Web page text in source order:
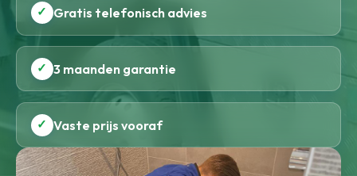
✓ Gratis telefonisch advies
✓ 3 maanden garantie
✓ Vaste prijs vooraf